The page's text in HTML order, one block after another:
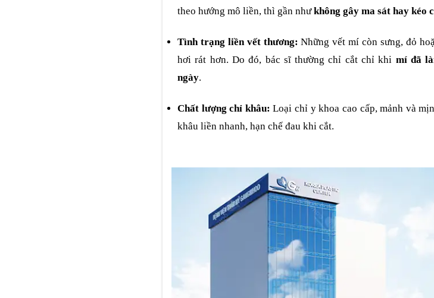
theo hướng mô liền, thì gần nhưkhông gây ma sát hay kéo
Tình trạng liền vết thương: Những vết mí còn sưng, đỏ
hơi rát hơn. Do đó, bác sĩ thường chỉ cắt chỉ khi mí đã
ngày.
Chất lượng chỉ khâu: Loại chỉ y khoa cao cấp, mảnh và
khâu liền nhanh, hạn chế đau khi cắt.